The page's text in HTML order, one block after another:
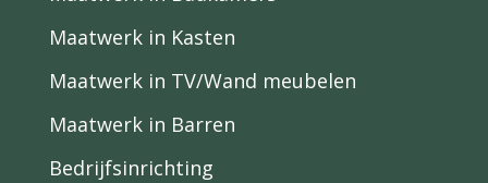
Maatwerk in Kasten
Maatwerk in TV/Wand meubelen
Maatwerk in Barren
Bedrijfsinrichting